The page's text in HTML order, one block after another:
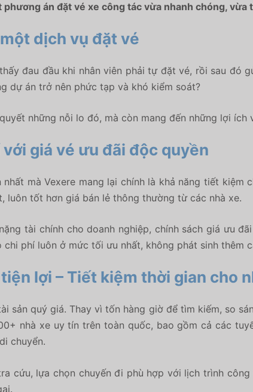
án đặt vé xe công tác vừa nhanh chóng,
dịch vụ đặt vé
đau đầu khi nhân viên phải tự đặt vé, rồi sau
dự án trở nên phức tạp và khó kiểm soát?
những nỗi lo đó, mà còn mang đến những lợi
giá vé ưu đãi độc quyền
mà Vexere mang lại chính là khả năng tiết
luôn tốt hơn giá bán lẻ thông thường từ các nhà xe.
tài chính cho doanh nghiệp, chính sách giá ưu
chi phí luôn ở mức tối ưu nhất, không phát sinh thêm
lợi – Tiết kiệm thời gian cho
sản quý giá. Thay vì tốn hàng giờ để tìm kiếm, so
nhà xe uy tín trên toàn quốc, bao gồm cả các
chuyển.
cứu, lựa chọn chuyến đi phù hợp với lịch trình